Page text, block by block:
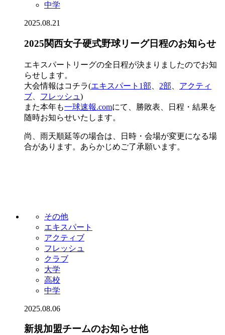
中学
2025.08.21
2025関西女子硬式野球リーグ日程のお知らせ
エキスパートリーグの全日程が決まりましたのでお知
らせします。
大会情報はコチラ(エキスパート1部 2部
アクティ
ブ
フレッシュ )
また本年も一球速報.comにて、勝敗表、日程・結果を
随時お知らせいたします。
尚、雨天順延等の場合は、日時・会場が変更になる場
合があります。あらかじめご了承願います。
その他
エキスパート
アクティブ
フレッシュ
クラブ
大学
高校
中学
2025.08.06
新規加盟チームのお知らせ他